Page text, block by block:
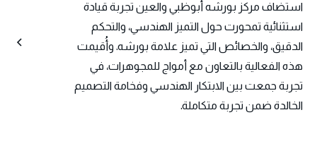
استضاف مركز بورشه أبوظبي والعين تجربة قيادة
استثنائية تمحورت حول التميز الهندسي، والتحكم
الدقيق، والخصائص التي تميز علامة بورشه. وأُقيمت
هذه الفعالية بالتعاون مع أمواج للمجوهرات، في
تجربة جمعت بين الابتكار الهندسي وفخامة التصميم
الخالدة ضمن تجربة متكاملة.